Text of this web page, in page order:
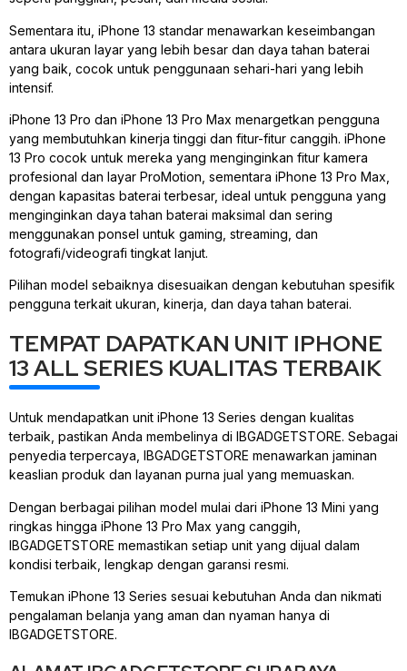
Sementara itu, iPhone 13 standar menawarkan keseimbangan
antara ukuran layar yang lebih besar dan daya tahan baterai
yang baik, cocok untuk penggunaan sehari-hari yang lebih
intensif.
iPhone 13 Pro dan iPhone 13 Pro Max menargetkan pengguna
yang membutuhkan kinerja tinggi dan fitur-fitur canggih. iPhone
13 Pro cocok untuk mereka yang menginginkan fitur kamera
profesional dan layar ProMotion, sementara iPhone 13 Pro Max,
dengan kapasitas baterai terbesar, ideal untuk pengguna yang
menginginkan daya tahan baterai maksimal dan sering
menggunakan ponsel untuk gaming, streaming, dan
fotografi/videografi tingkat lanjut.
Pilihan model sebaiknya disesuaikan dengan kebutuhan spesifik
pengguna terkait ukuran, kinerja, dan daya tahan baterai.
TEMPAT DAPATKAN UNIT IPHONE
13 ALL SERIES KUALITAS TERBAIK
Untuk mendapatkan unit iPhone 13 Series dengan kualitas
terbaik, pastikan Anda membelinya di IBGADGETSTORE. Sebagai
penyedia terpercaya, IBGADGETSTORE menawarkan jaminan
keaslian produk dan layanan purna jual yang memuaskan.
Dengan berbagai pilihan model mulai dari iPhone 13 Mini yang
ringkas hingga iPhone 13 Pro Max yang canggih,
IBGADGETSTORE memastikan setiap unit yang dijual dalam
kondisi terbaik, lengkap dengan garansi resmi.
Temukan iPhone 13 Series sesuai kebutuhan Anda dan nikmati
pengalaman belanja yang aman dan nyaman hanya di
IBGADGETSTORE.